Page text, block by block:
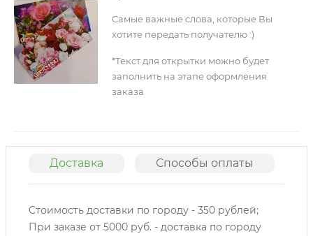
Самые важные слова, которые Вы
хотите передать получателю :)
*Текст для открытки можно будет
заполнить на этапе оформления
заказа
Доставка Способы оплаты
Стоимость доставки по городу - 350 рублей;
При заказе от 5000 руб. - доставка по городу